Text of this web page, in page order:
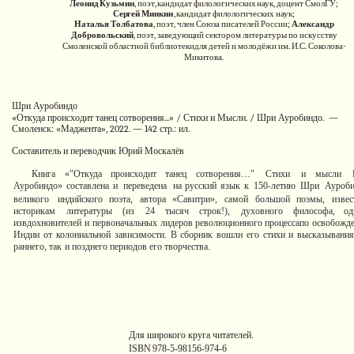
ЛеонидКузьмин,поэт,кандидатфилологическихнаук,доцентСмолГУ;
СергейМинкин,кандидатфилологическихнаук;
Наталья Толбатова, поэт, член Союза писателей России; Александр
Добровольский, поэт, заведующий секторомлитературы по искусству
Смоленской областной библиотекидлядетейи молодёжиим.И.С. Соколова-
Микитова.
Шри Ауробиндо
«Откуда происходит танец сотворения...» / Стихи и Мысли. / Шри Ауробиндо. —
Смоленск: «Маджента», 2022. — 142 стр.: ил.
Составитель и переводчик Юрий Москалёв
Книга «"Откуда происходит танец сотворения…" Стихи и мысли
Ауробиндо» составлена и переведена на русский язык к 150-летию Шри
великого
индийского поэта, автора «Савитри», самой большой
поэмы,
историкам
литературы (из 24 тысяч строк!), духовного философа,
извдохновителей и первоначальных лидеров революционного процессапо
Индии от колониальной зависимости. В сборник вошли его стихи и высказывания
раннего, так и позднего периодов его творчества.
Для широкого круга читателей.
ISBN978-5-98156-974-6